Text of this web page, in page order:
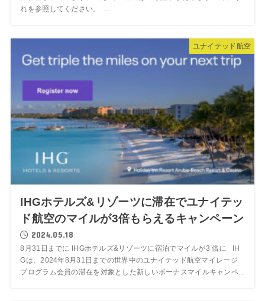
れを参照してください。 ...
ユナイテッド航空
IHGホテルズ&リゾーツに滞在でユナイテッ
ド航空のマイルが3倍もらえるキャンペーン
2024.05.18
8月31日までに IHGホテルズ&リゾーツに宿泊でマイルが3 倍に IH
Gは、2024年8月31日までの世界中のユナイテッド航空マイレージ
プログラム会員の滞在を対象とした新しいボーナスマイルキャンペ...